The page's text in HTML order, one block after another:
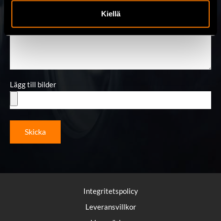
Kiellä
Lägg till bilder
Skicka
Integritetspolicy
Leveransvillkor